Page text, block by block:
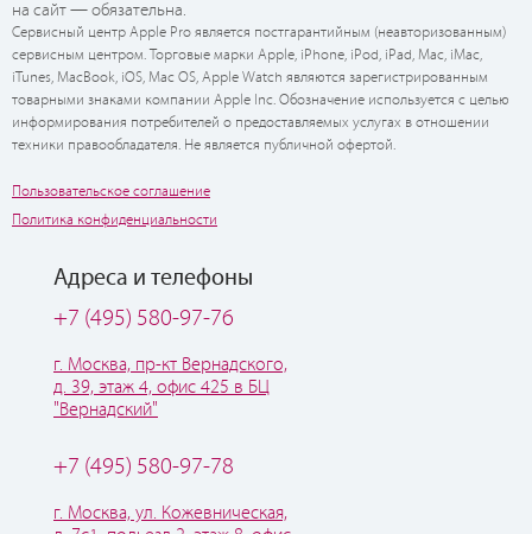
на сайт — обязательна.
Сервисный центр Apple Pro является постгарантийным (неавторизованным)
сервисным центром. Торговые марки Apple, iPhone, iPod, iPad, Mac, iMac,
iTunes, MacBook, iOS, Mac OS, Apple Watch являются зарегистрированным
товарными знаками компании Apple Inc. Обозначение используется с целью
информирования потребителей о предоставляемых услугах в отношении
техники правообладателя. Не является публичной офертой.
Пользовательское соглашение
Политика конфиденциальности
Адреса и телефоны
+7 (495) 580-97-76
г. Москва, пр-кт Вернадского,
д. 39, этаж 4, офис 425 в БЦ
"Вернадский"
+7 (495) 580-97-78
г. Москва, ул. Кожевническая,